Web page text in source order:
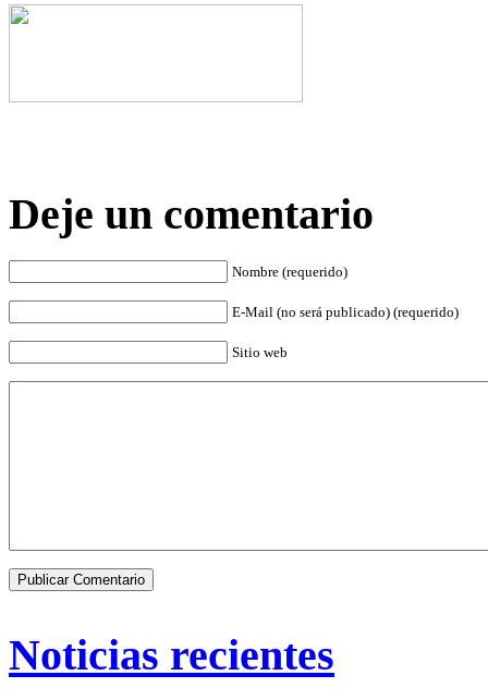
Deje un comentario
Nombre (requerido)
E-Mail (no será publicado) (requerido)
Sitio web
Noticias recientes